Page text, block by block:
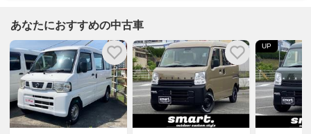
あなたにおすすめの中古車
UP